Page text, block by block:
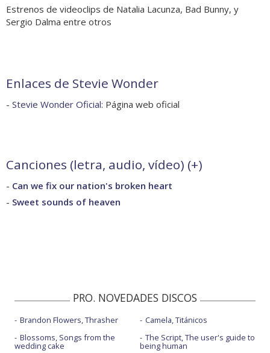
Estrenos de videoclips de Natalia Lacunza, Bad Bunny, y
Sergio Dalma entre otros
Enlaces de Stevie Wonder
- Stevie Wonder Oficial: Página web oficial
Canciones (letra, audio, vídeo) (+)
- Can we fix our nation's broken heart
- Sweet sounds of heaven
PRO. NOVEDADES DISCOS
Brandon Flowers, Thrasher
Blossoms, Songs from the
wedding cake
Camela, Titánicos
The Script, The user's guide to
being human